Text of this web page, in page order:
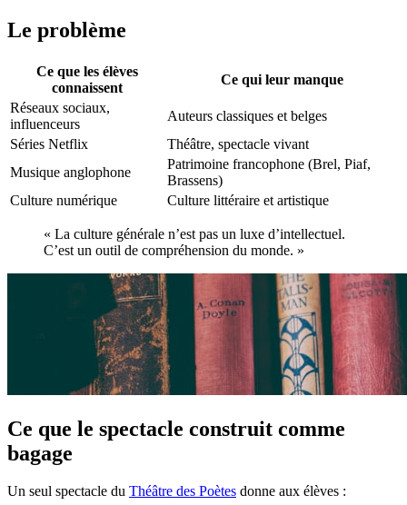
Le problème
Ce que les élèves
connaissent
Ce qui leur manque
Réseaux sociaux,
influenceurs
Auteurs classiques et belges
Séries Netflix
Théâtre, spectacle vivant
Musique anglophone
Patrimoine francophone (Brel, Piaf,
Brassens)
Culture numérique
Culture littéraire et artistique
« La culture générale n’est pas un luxe d’intellectuel.
C’est un outil de compréhension du monde. »
Ce que le spectacle construit comme
bagage
Un seul spectacle du Théâtre des Poètes donne aux élèves :